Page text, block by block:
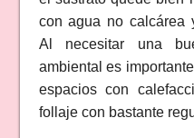
con agua no calcárea
Al necesitar una
ambiental es
espacios con
follaje con bastante